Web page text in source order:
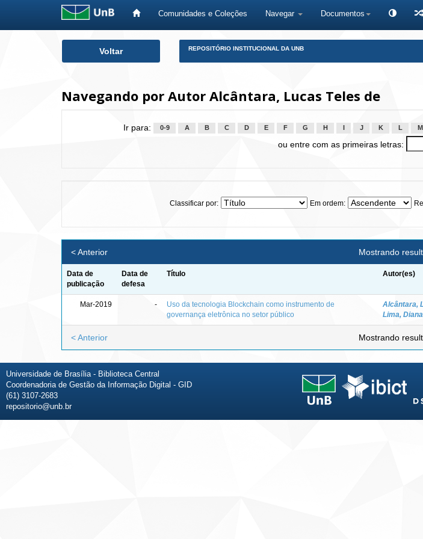
Comunidades e Coleções Navegar Documentos
Voltar REPOSITÓRIO INSTITUCIONAL DA UNB
Navegando por Autor Alcântara, Lucas Teles de
Ir para: 0-9 A B C D E F G H J K L M
ou entre com as primeiras letras:
Classificar por: Em ordem:
Mostrando
< Anterior
Data de
publicação
Data de
defesa
Título Autor(es)
Mar-2019 -
Uso da tecnologia Blockchain como instrumento de
governança eletrônica no setor público
Alcântara,
Lima,
Mostrando
< Anterior
Universidade de Brasília - Biblioteca Central
Coordenadoria de Gestão da Informação Digital - GID
(61) 3107-2683
repositorio@unb.br